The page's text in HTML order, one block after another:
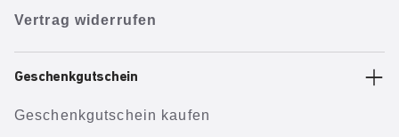
Vertrag widerrufen
Geschenkgutschein
Geschenkgutschein kaufen